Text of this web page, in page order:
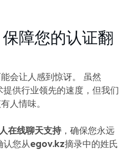
障您的认证翻
会让人感到惊讶。 虽然
供行业领先的速度，但我们
人情味。
在线聊天支持，确保您永远
认您从egov.kz摘录中的姓氏